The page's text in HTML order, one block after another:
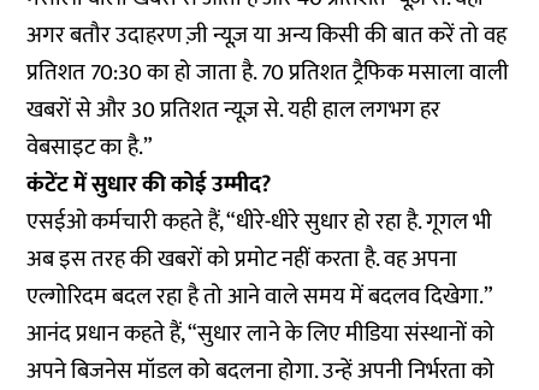
अगर बतौर उदाहरण ज़ी न्यूज़ या अन्य किसी की बात करें तो वह
प्रतिशत 70:30 का हो जाता है. 70 प्रतिशत ट्रैफिक मसाला वाली
खबरों से और 30 प्रतिशत न्यूज़ से. यही हाल लगभग हर
वेबसाइट का है.”
कंटेंट में सुधार की कोई उम्मीद?
एसईओ कर्मचारी कहते हैं, “धीरे-धीरे सुधार हो रहा है. गूगल भी
अब इस तरह की खबरों को प्रमोट नहीं करता है. वह अपना
एल्गोरिदम बदल रहा है तो आने वाले समय में बदलव दिखेगा.”
आनंद प्रधान कहते हैं, “सुधार लाने के लिए मीडिया संस्थानों को
अपने बिजनेस मॉडल को बदलना होगा. उन्हें अपनी निर्भरता को